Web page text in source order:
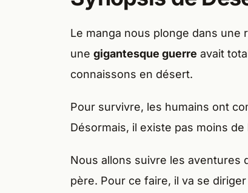
Le manga nous plonge dans une
une gigantesque guerre avait
connaissons en désert.
Pour survivre, les humains ont
Désormais, il existe pas moins de
Nous allons suivre les aventures
père. Pour ce faire, il va se